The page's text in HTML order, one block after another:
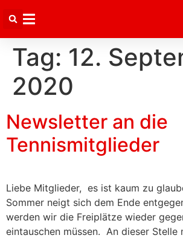
springen
Tag: 12.
2020
Newsletter an die
Tennismitglieder
Liebe Mitglieder, es ist kaum zu
Sommer neigt sich dem Ende
werden wir die Freiplätze wieder
eintauschen müssen. An dieser Stelle